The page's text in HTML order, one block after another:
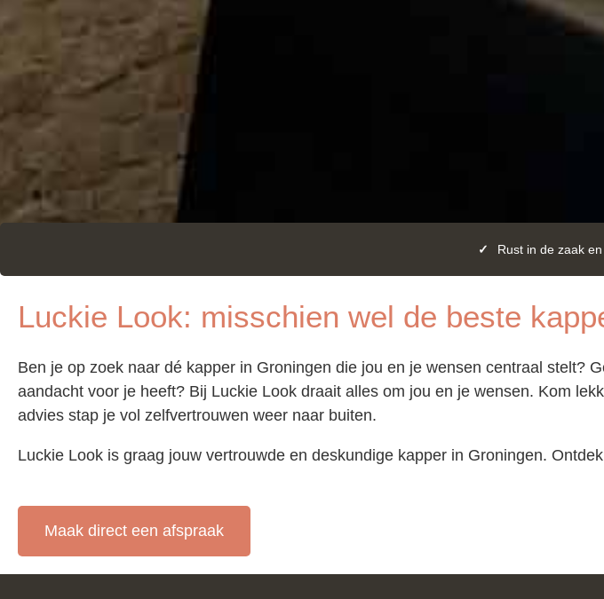
Luckie Look: misschien wel de beste
Ben je op zoek naar dé kapper in Groningen die jou en je wensen centraal stelt?
aandacht voor je heeft? Bij Luckie Look draait alles om jou en je wensen. Kom
advies stap je vol zelfvertrouwen weer naar buiten.
Luckie Look is graag jouw vertrouwde en deskundige kapper in Groningen.
Maak direct een afspraak